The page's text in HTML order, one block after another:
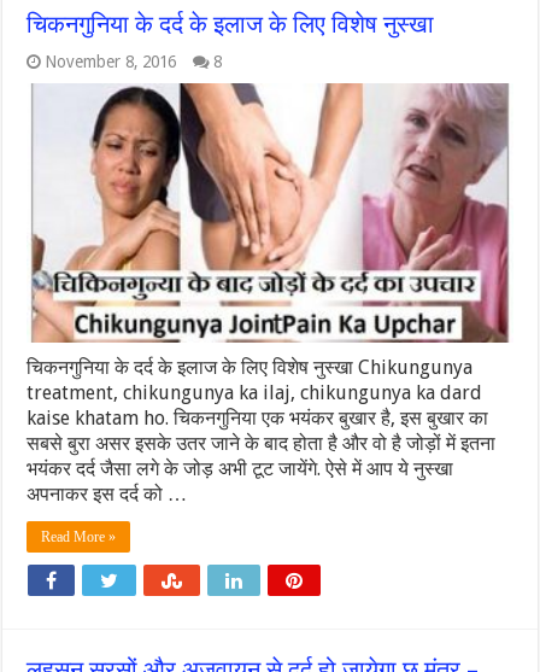
चिकनगुनिया के दर्द के इलाज के लिए विशेष नुस्खा
November 8, 2016 8
चिकनगुनिया के दर्द के इलाज के लिए विशेष नुस्खा Chikungunya
treatment, chikungunya ka ilaj, chikungunya ka dard
kaise khatam ho. चिकनगुनिया एक भयंकर बुखार है, इस बुखार का
सबसे बुरा असर इसके उतर जाने के बाद होता है और वो है जोड़ों में इतना
भयंकर दर्द जैसा लगे के जोड़ अभी टूट जायेंगे. ऐसे में आप ये नुस्खा
अपनाकर इस दर्द को …
Read More »